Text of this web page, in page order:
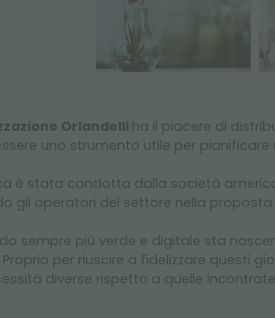
Orlandelli ha il piacere di
uno strumento utile per pianificare
è stata condotta dalla società
gli operatori del settore nella
sempre più verde e digitale sta
Proprio per riuscire a fidelizzare questi
diverse rispetto a quelle